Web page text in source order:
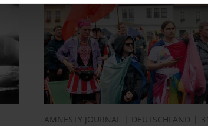
AMNESTY JOURNAL DEUTSCHLAND